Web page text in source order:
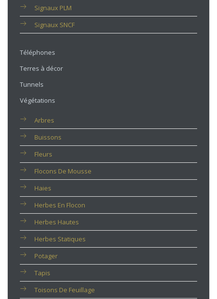
Signaux PLM
Signaux SNCF
Téléphones
Terres à décor
Tunnels
Végétations
Arbres
Buissons
Fleurs
Flocons De Mousse
Haies
Herbes En Flocon
Herbes Hautes
Herbes Statiques
Potager
Tapis
Toisons De Feuillage